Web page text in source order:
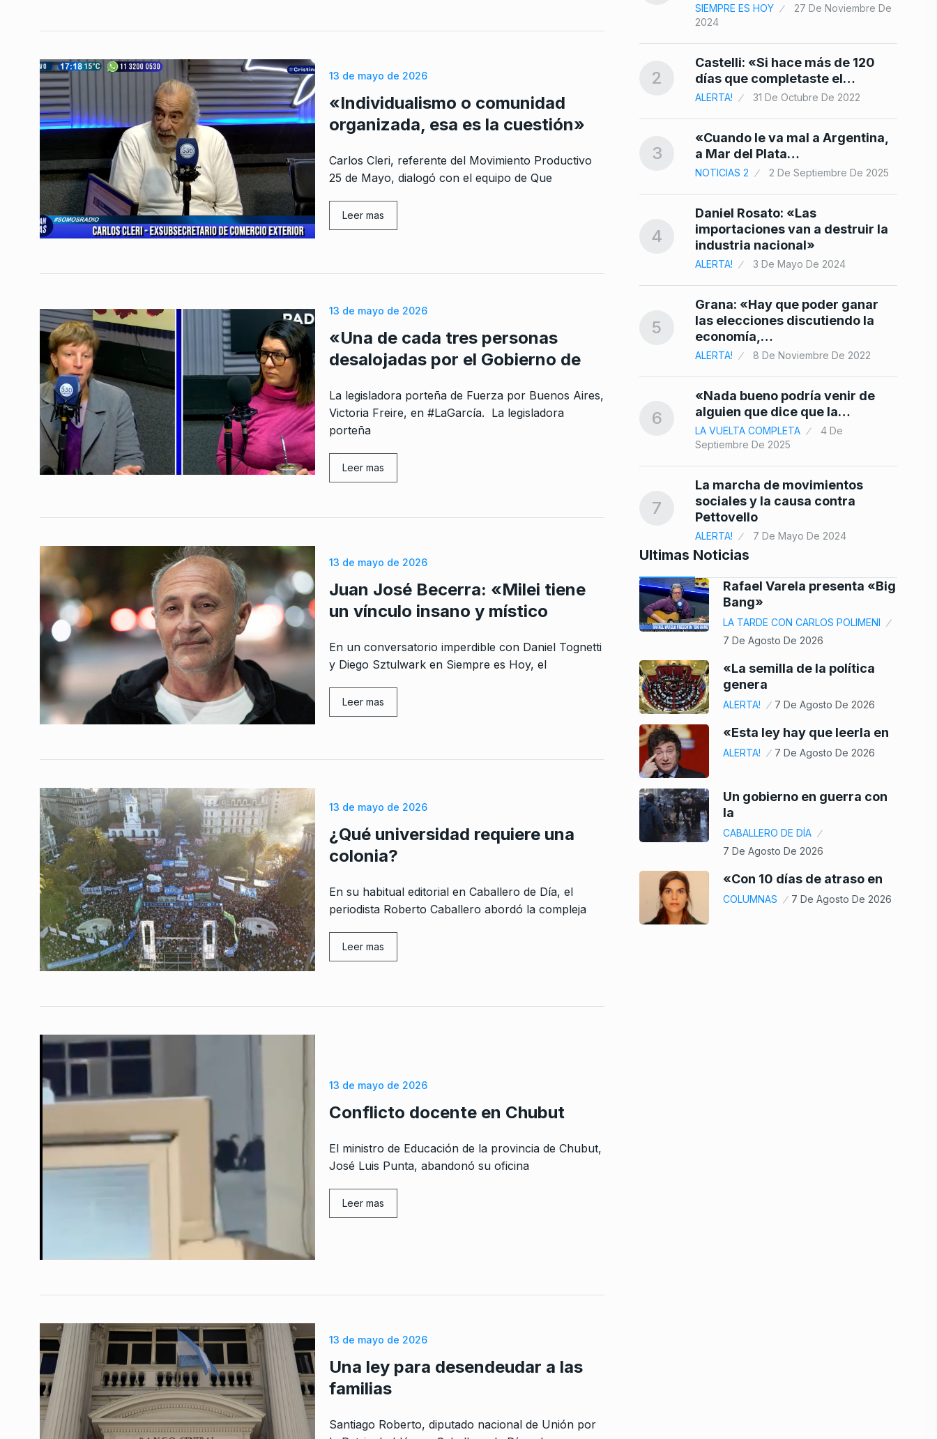
13 de mayo de 2026
«Individualismo o comunidad
organizada, esa es la cuestión»
Carlos Cleri, referente del Movimiento Productivo
25 de Mayo, dialogó con el equipo de Que
Leer mas
13 de mayo de 2026
«Una de cada tres personas
desalojadas por el Gobierno de
La legisladora porteña de Fuerza por Buenos Aires,
Victoria Freire, en #LaGarcía. La legisladora
porteña
Leer mas
13 de mayo de 2026
Juan José Becerra: «Milei tiene
un vínculo insano y místico
En un conversatorio imperdible con Daniel Tognetti
y Diego Sztulwark en Siempre es Hoy, el
Leer mas
13 de mayo de 2026
¿Qué universidad requiere una
colonia?
En su habitual editorial en Caballero de Día, el
periodista Roberto Caballero abordó la compleja
Leer mas
13 de mayo de 2026
Conflicto docente en Chubut
El ministro de Educación de la provincia de Chubut,
José Luis Punta, abandonó su oficina
Leer mas
13 de mayo de 2026
Una ley para desendeudar a las
familias
Santiago Roberto, diputado nacional de Unión por
2
Castelli: «Si hace más de 120
días que completaste el…
ALERTA! 31 De Octubre De 2022
3
«Cuando le va mal a Argentina,
a Mar del Plata…
NOTICIAS 2 2 De Septiembre De 2025
4
Daniel Rosato: «Las
importaciones van a destruir la
5
Grana: «Hay que poder ganar
las elecciones discutiendo la
economía,…
8 De Noviembre De 2022
6
«Nada bueno podría venir de
alguien que dice que la…
LA VUELTA COMPLETA
4 De
Septiembre De 2025
La marcha de movimientos
Pettovello
Móvil de Martín Suárez en el
ALERTA! 10 De Mayo De 2024
SIEMPRE ES HOY
27 De Noviembre De
2024
2
Castelli: «Si hace más de 120
días que completaste el…
ALERTA! 31 De Octubre De 2022
3
«Cuando le va mal a Argentina,
a Mar del Plata…
NOTICIAS 2 2 De Septiembre De 2025
4
Daniel Rosato: «Las
importaciones van a destruir la
industria nacional»
ALERTA! 3 De Mayo De 2024
5
Grana: «Hay que poder ganar
las elecciones discutiendo la
economía,…
ALERTA! 8 De Noviembre De 2022
6
«Nada bueno podría venir de
alguien que dice que la…
LA VUELTA COMPLETA
4 De
Septiembre De 2025
7
La marcha de movimientos
sociales y la causa contra
Pettovello
ALERTA! 7 De Mayo De 2024
Ultimas Noticias
Rafael Varela presenta «Big
Bang»
LA TARDE CON CARLOS POLIMENI
7 De Agosto De 2026
«La semilla de la política
genera
ALERTA! 7 De Agosto De 2026
«Esta ley hay que leerla en
ALERTA! 7 De Agosto De 2026
Un gobierno en guerra con
la
CABALLERO DE DÍA
7 De Agosto De 2026
«Con 10 días de atraso en
COLUMNAS 7 De Agosto De 2026